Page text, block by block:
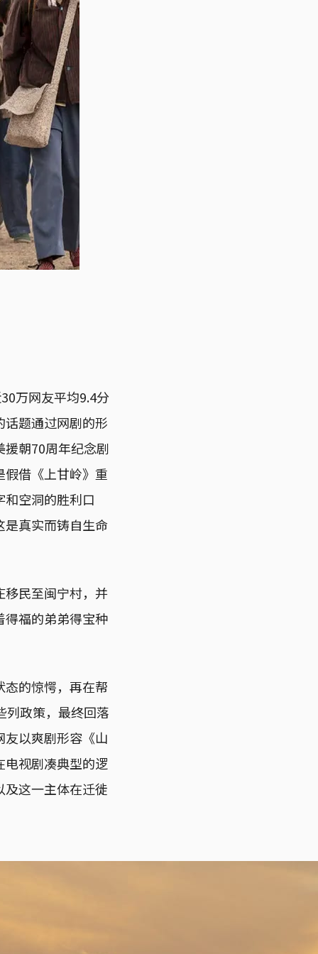
万网友平均9.4分
题通过网剧的形
朝70周年纪念剧
借《上甘岭》重
空洞的胜利口
是真实而铸自生命
移民至闽宁村，并
得福的弟弟得宝种
的惊愕，再在帮
列政策，最终回落
以爽剧形容《山
视剧凑典型的逻
这一主体在迁徙